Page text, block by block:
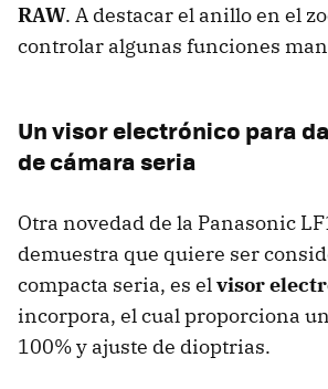
RAW. A destacar el anillo en el
controlar algunas funciones
Un visor electrónico para
de cámara seria
Otra novedad de la Panasonic
demuestra que quiere ser
compacta seria, es elvisor
incorpora, el cual proporciona
100% y ajuste de dioptrias.